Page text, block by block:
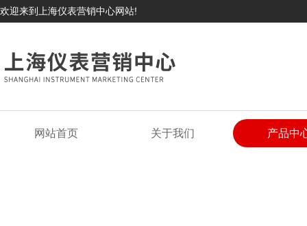
欢迎来到上海仪表营销中心网站!
网站首页 关于我们 产品中